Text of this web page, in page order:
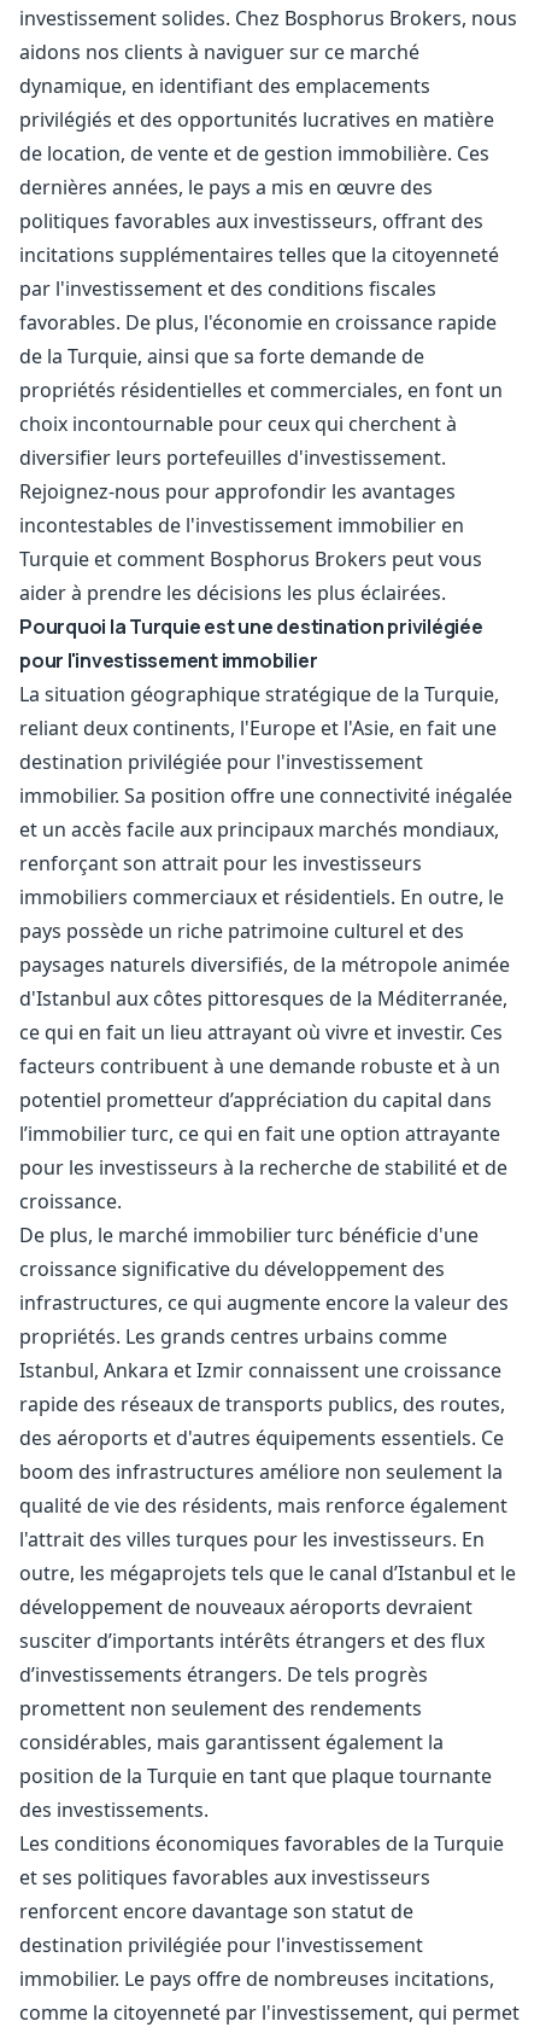
investissement solides. Chez Bosphorus Brokers, nous
aidons nos clients à naviguer sur ce marché
dynamique, en identifiant des emplacements
privilégiés et des opportunités lucratives en matière
de location, de vente et de gestion immobilière. Ces
dernières années, le pays a mis en œuvre des
politiques favorables aux investisseurs, offrant des
incitations supplémentaires telles que la citoyenneté
par l'investissement et des conditions fiscales
favorables. De plus, l'économie en croissance rapide
de la Turquie, ainsi que sa forte demande de
propriétés résidentielles et commerciales, en font un
choix incontournable pour ceux qui cherchent à
diversifier leurs portefeuilles d'investissement.
Rejoignez-nous pour approfondir les avantages
incontestables de l'investissement immobilier en
Turquie et comment Bosphorus Brokers peut vous
aider à prendre les décisions les plus éclairées.
Pourquoi la Turquie est une destination privilégiée
pour l'investissement immobilier
La situation géographique stratégique de la Turquie,
reliant deux continents, l'Europe et l'Asie, en fait une
destination privilégiée pour l'investissement
immobilier. Sa position offre une connectivité inégalée
et un accès facile aux principaux marchés mondiaux,
renforçant son attrait pour les investisseurs
immobiliers commerciaux et résidentiels. En outre, le
pays possède un riche patrimoine culturel et des
paysages naturels diversifiés, de la métropole animée
d'Istanbul aux côtes pittoresques de la Méditerranée,
ce qui en fait un lieu attrayant où vivre et investir. Ces
facteurs contribuent à une demande robuste et à un
potentiel prometteur d’appréciation du capital dans
l’immobilier turc, ce qui en fait une option attrayante
pour les investisseurs à la recherche de stabilité et de
croissance.
De plus, le marché immobilier turc bénéficie d'une
croissance significative du développement des
infrastructures, ce qui augmente encore la valeur des
propriétés. Les grands centres urbains comme
Istanbul, Ankara et Izmir connaissent une croissance
rapide des réseaux de transports publics, des routes,
des aéroports et d'autres équipements essentiels. Ce
boom des infrastructures améliore non seulement la
qualité de vie des résidents, mais renforce également
l'attrait des villes turques pour les investisseurs. En
outre, les mégaprojets tels que le canal d’Istanbul et le
développement de nouveaux aéroports devraient
susciter d’importants intérêts étrangers et des flux
d’investissements étrangers. De tels progrès
promettent non seulement des rendements
considérables, mais garantissent également la
position de la Turquie en tant que plaque tournante
des investissements.
Les conditions économiques favorables de la Turquie
et ses politiques favorables aux investisseurs
renforcent encore davantage son statut de
destination privilégiée pour l'investissement
immobilier. Le pays offre de nombreuses incitations,
comme la citoyenneté par l'investissement, qui permet